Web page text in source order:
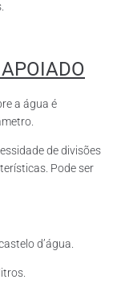
a água é
de divisões
Pode ser
d’água.